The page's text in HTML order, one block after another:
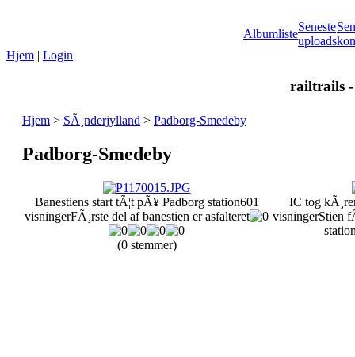
Albumliste
Seneste
uploads
Hjem | Login
railtrails
Hjem > SÃ¸nderjylland > Padborg-Smedeby
Padborg-Smedeby
Banestiens start tÃ¦t pÃ¥ Padborg station601
visningerFÃ¸rste del af banestien er asfalteret
(0 stemmer)
IC tog
visningerStien